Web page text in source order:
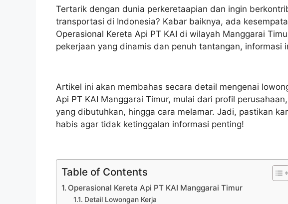
Tertarik dengan dunia perkeretaapian dan ingin
transportasi di Indonesia? Kabar baiknya, ada
Operasional Kereta Api PT KAI di wilayah Manggarai
pekerjaan yang dinamis dan penuh tantangan, informasi
Artikel ini akan membahas secara detail mengenai
Api PT KAI Manggarai Timur, mulai dari profil
yang dibutuhkan, hingga cara melamar. Jadi, pastikan
habis agar tidak ketinggalan informasi penting!
Table of Contents
Operasional Kereta Api PT KAI Manggarai Timur
Detail Lowongan Kerja